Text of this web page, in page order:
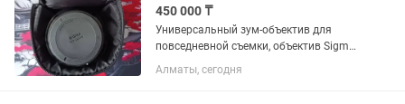
450 000 ₸
Универсальный зум-объектив для
повседневной съемки, объектив Sigma
24-70mm f/2.8 DG OS HSM с креплением
Canon EF охватывает полезный
Алматы, сегодня